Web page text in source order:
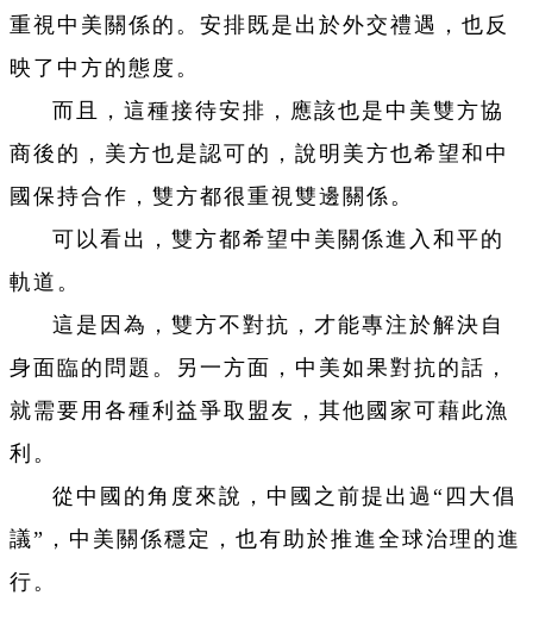
重視中美關係的。安排既是出於外交禮遇，也反
映了中方的態度。
而且，這種接待安排，應該也是中美雙方協
商後的，美方也是認可的，說明美方也希望和中
國保持合作，雙方都很重視雙邊關係。
可以看出，雙方都希望中美關係進入和平的
軌道。
這是因為，雙方不對抗，才能專注於解決自
身面臨的問題。另一方面，中美如果對抗的話，
就需要用各種利益爭取盟友，其他國家可藉此漁
利。
從中國的角度來說，中國之前提出過“四大倡
議”，中美關係穩定，也有助於推進全球治理的進
行。